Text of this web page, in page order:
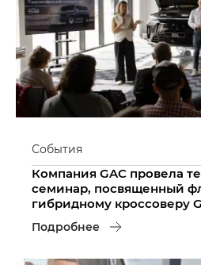
События
Компания GAC провела
семинар, посвященный
гибридному кроссоверу
Подробнее